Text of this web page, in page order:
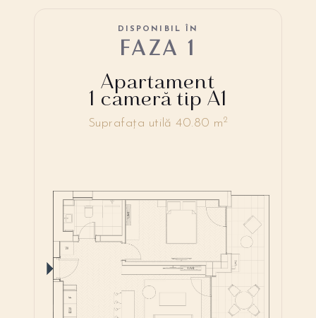
Apartament
1 cameră tip A1
DISPONIBIL ÎN
FAZA 1
Suprafața utilă 40.80 m2